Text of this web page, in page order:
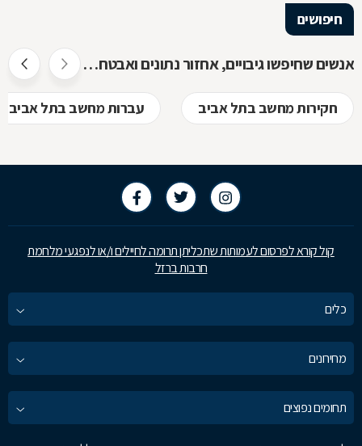
חיפושים
אנשים שחיפשו גיבויים, אחזור נתונים ואבטחת מידע חיפשו גם
חקירות מחשב בתל אביב עברות מחשב בתל אביב
קול קורא לפרסום לעמותות שתכליתן תרומה לחיילים ו/או לנפגעי מלחמת
חרבות ברזל
כלים
מחירונים
תחומים נפוצים